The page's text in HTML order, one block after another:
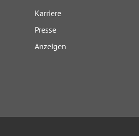
Karriere
Presse
Anzeigen